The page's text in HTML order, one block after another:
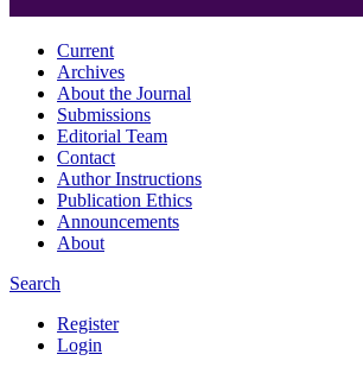
Current
Archives
About the Journal
Submissions
Editorial Team
Contact
Author Instructions
Publication Ethics
Announcements
About
Search
Register
Login